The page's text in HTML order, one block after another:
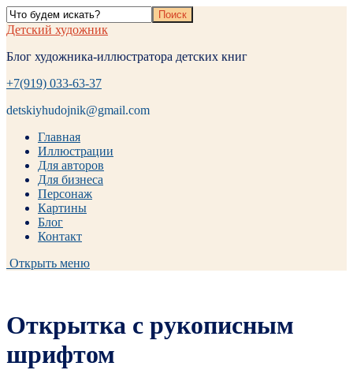
Детский художник
Блог художника-иллюстратора детских книг
+7(919) 033-63-37
detskiyhudojnik@gmail.com
Главная
Иллюстрации
Для авторов
Для бизнеса
Персонаж
Картины
Блог
Контакт
Открыть меню
Открытка с рукописным
шрифтом